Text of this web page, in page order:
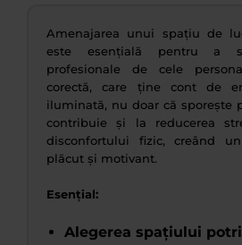
Amenajarea unui spațiu de
este esențială pentru a
profesionale de cele
corectă, care ține cont de
iluminată, nu doar că sporește
contribuie și la reducerea
disconfortului fizic, creând
plăcut și motivant.
Esențial:
Alegerea spațiului